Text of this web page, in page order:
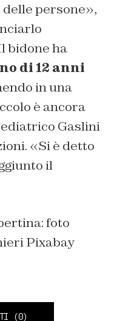
delle persone»,
bidone ha
di 12 anni
in una
è ancora
Gaslini
«Si è detto
il
foto
Pixabay
(0)